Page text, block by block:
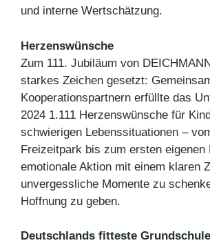
und interne Wertschätzung.
Herzenswünsche
Zum 111. Jubiläum von
starkes Zeichen gesetzt:
Kooperationspartnern erfüllte das
2024 1.111 Herzenswünsche für
schwierigen Lebenssituationen –
Freizeitpark bis zum ersten eigenen
emotionale Aktion mit einem klaren
unvergessliche Momente zu
Hoffnung zu geben.
Deutschlands fitteste Grundschule